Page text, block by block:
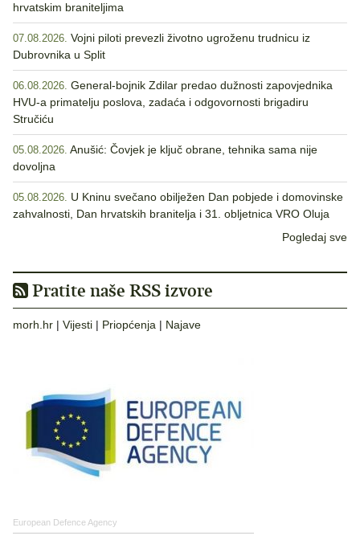
hrvatskim braniteljima
07.08.2026. Vojni piloti prevezli životno ugroženu trudnicu iz
Dubrovnika u Split
06.08.2026. General-bojnik Zdilar predao dužnosti zapovjednika
HVU-a primatelju poslova, zadaća i odgovornosti brigadiru
Stručiću
05.08.2026. Anušić: Čovjek je ključ obrane, tehnika sama nije
dovoljna
05.08.2026. U Kninu svečano obilježen Dan pobjede i domovinske
zahvalnosti, Dan hrvatskih branitelja i 31. obljetnica VRO Oluja
Pogledaj sve
Pratite naše RSS izvore
morh.hr | Vijesti | Priopćenja | Najave
European Defence Agency